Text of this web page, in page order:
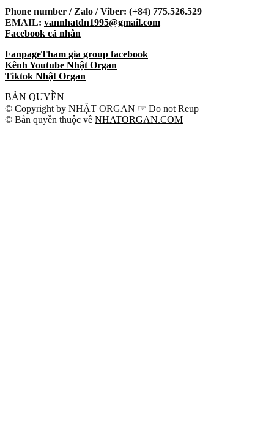
Phone number / Zalo / Viber: (+84) 775.526.529
EMAIL: vannhatdn1995@gmail.com
Facebook cá nhân
FanpageTham gia group facebook
Kênh Youtube Nhật Organ
Tiktok Nhật Organ
BẢN QUYỀN
© Copyright by NHẬT ORGAN ☞ Do not Reup
© Bản quyền thuộc về NHATORGAN.COM